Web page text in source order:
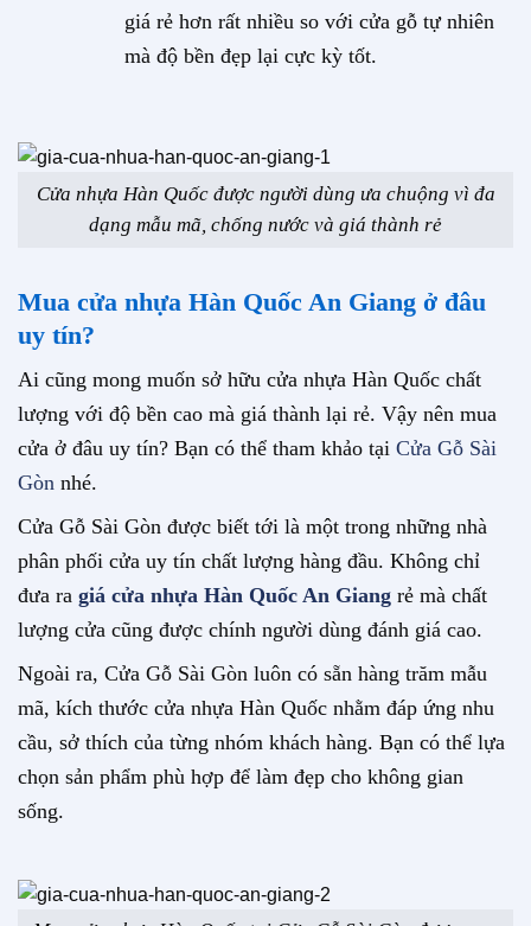
giá rẻ hơn rất nhiều so với cửa gỗ tự nhiên
mà độ bền đẹp lại cực kỳ tốt.
Cửa nhựa Hàn Quốc được người dùng ưa chuộng vì đa
dạng mẫu mã, chống nước và giá thành rẻ
Mua cửa nhựa Hàn Quốc An Giang ở đâu
uy tín?
Ai cũng mong muốn sở hữu cửa nhựa Hàn Quốc chất
lượng với độ bền cao mà giá thành lại rẻ. Vậy nên mua
cửa ở đâu uy tín? Bạn có thể tham khảo tại Cửa Gỗ Sài
Gòn nhé.
Cửa Gỗ Sài Gòn được biết tới là một trong những nhà
phân phối cửa uy tín chất lượng hàng đầu. Không chỉ
đưa ra giá cửa nhựa Hàn Quốc An Giang rẻ mà chất
lượng cửa cũng được chính người dùng đánh giá cao.
Ngoài ra, Cửa Gỗ Sài Gòn luôn có sẵn hàng trăm mẫu
mã, kích thước cửa nhựa Hàn Quốc nhằm đáp ứng nhu
cầu, sở thích của từng nhóm khách hàng. Bạn có thể lựa
chọn sản phẩm phù hợp để làm đẹp cho không gian
sống.